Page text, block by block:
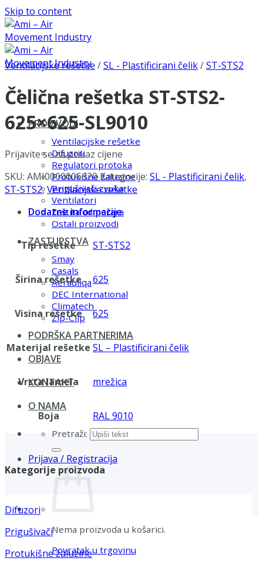
Skip to content
PROIZVODI
Ventilacijske rešetke
Difuzori
Regulatori protoka
Protukišne žaluzine
Prigušivači zvuka
Ventilatori
Zaštita od požara
Ostali proizvodi
ZASTUPSTVA
Smay
Casals
Aerauliqa
DEC International
Climatech
Zip-Clip
PODRŠKA PARTNERIMA
OBJAVE
KONTAKT
O NAMA
Pretraži:
Prijava / Registracija
Nema proizvoda u košarici.
Povratak u trgovinu
Ventilacijske rešetke /SL - Plastificirani čelik/ST-STS2
Čelična rešetka ST-STS2-
625×625-SL9010
Prijavite se za prikaz cijene
SKU: AMI0000006620 Kategorije: SL - Plastificirani čelik,
ST-STS2,Ventilacijske rešetke
Dodatne informacije
Tip rešetke ST-STS2
Širina rešetke 625
Visina rešetke 625
Materijal rešetke SL – Plastificirani čelik
Vrsta lamela mrežica
Boja RAL 9010
Kategorije proizvoda
Difuzori
Prigušivači
Protukišne žaluzine